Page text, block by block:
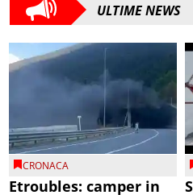
ULTIME NEWS
CRONACA
Etroubles: camper in